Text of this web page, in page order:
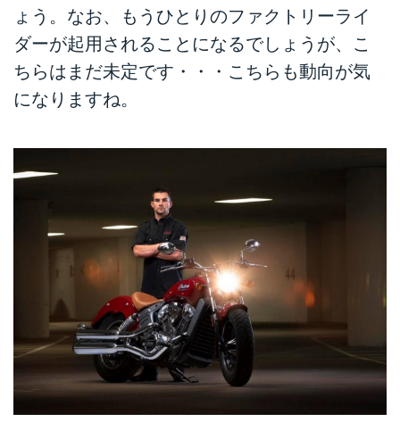
ょう。なお、もうひとりのファクトリーライ
ダーが起用されることになるでしょうが、こ
ちらはまだ未定です・・・こちらも動向が気
になりますね。